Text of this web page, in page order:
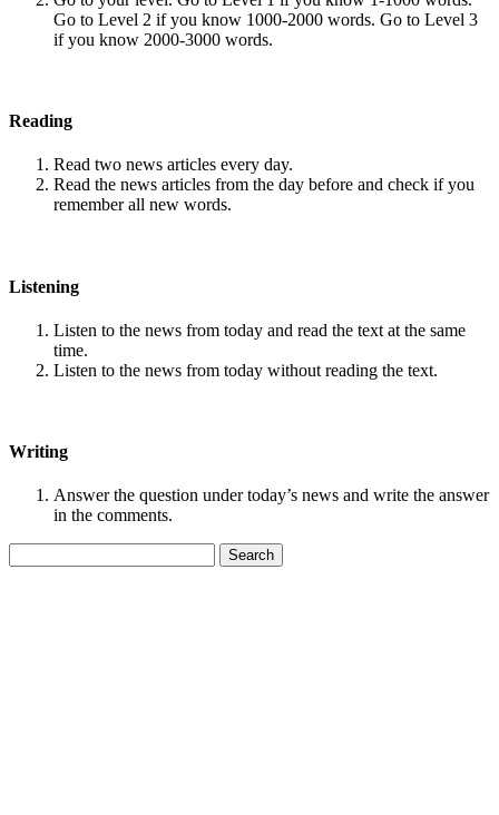
Go to Level 2 if you know 1000-2000 words. Go to Level 3
if you know 2000-3000 words.
Reading
Read two news articles every day.
Read the news articles from the day before and check if you
remember all new words.
Listening
Listen to the news from today and read the text at the same
time.
Listen to the news from today without reading the text.
Writing
Answer the question under today’s news and write the answer
in the comments.
for: